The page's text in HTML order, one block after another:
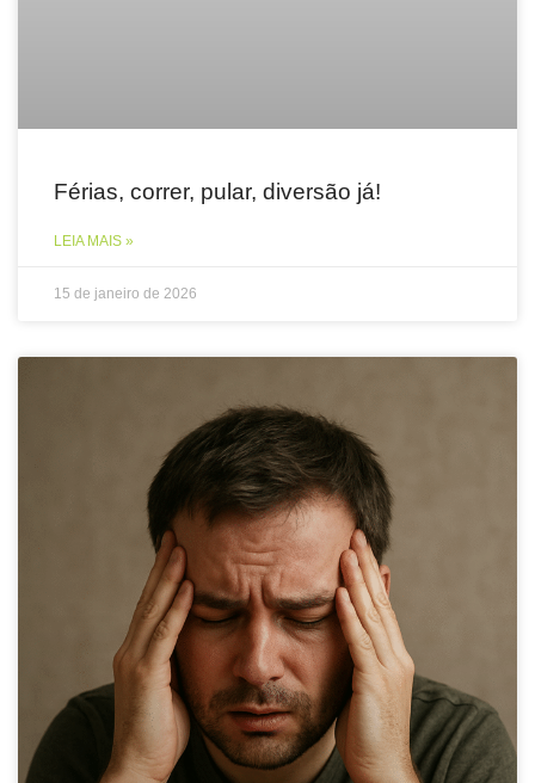
Férias, correr, pular, diversão já!
LEIA MAIS »
15 de janeiro de 2026